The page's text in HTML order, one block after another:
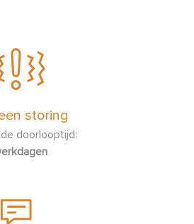
storing
doorlooptijd: